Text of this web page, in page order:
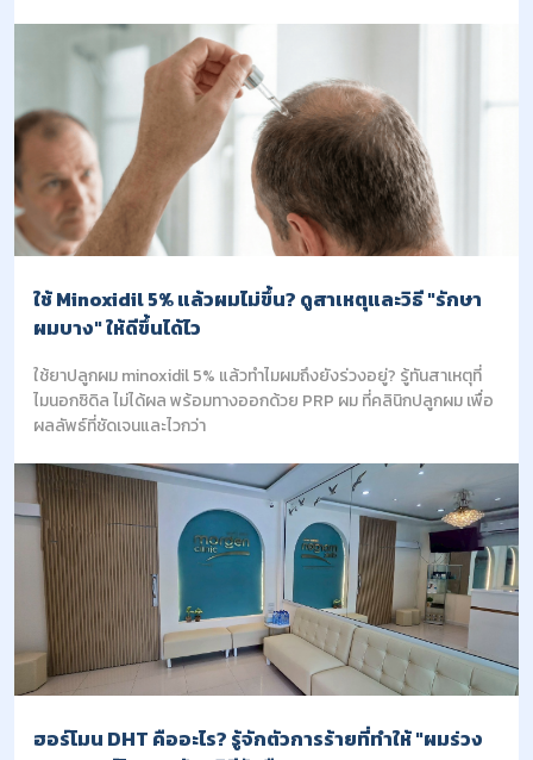
ใช้ Minoxidil 5% แล้วผมไม่ขึ้น? ดูสาเหตุและวิธี "รักษา
ผมบาง" ให้ดีขึ้นได้ไว
ใช้ยาปลูกผม minoxidil 5% แล้วทำไมผมถึงยังร่วงอยู่? รู้ทันสาเหตุที่
ไมนอกซิดิล ไม่ได้ผล พร้อมทางออกด้วย PRP ผม ที่คลินิกปลูกผม เพื่อ
ผลลัพธ์ที่ชัดเจนและไวกว่า
ฮอร์โมน DHT คืออะไร? รู้จักตัวการร้ายที่ทำให้ "ผมร่วง